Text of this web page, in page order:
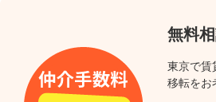
無料
東京で賃
移転をお